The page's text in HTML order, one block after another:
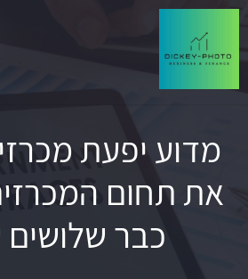
מדוע יפעת
את תחום
כבר